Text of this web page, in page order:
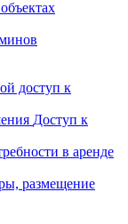
доступ к
Доступ к
в аренде
размещение